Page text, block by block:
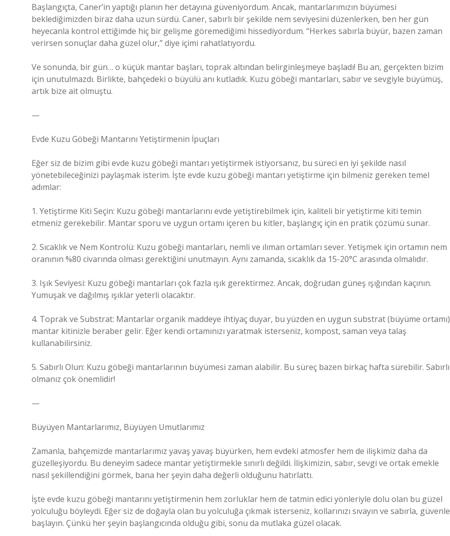
Başlangıçta, Caner’in yaptığı planın her detayına güveniyordum. Ancak, mantarlarımızın büyümesi
beklediğimizden biraz daha uzun sürdü. Caner, sabırlı bir şekilde nem seviyesini düzenlerken, ben her gün
heyecanla kontrol ettiğimde hiç bir gelişme göremediğimi hissediyordum. “Herkes sabırla büyür, bazen zaman
verirsen sonuçlar daha güzel olur,” diye içimi rahatlatıyordu.
Ve sonunda, bir gün… o küçük mantar başları, toprak altından belirginleşmeye başladı! Bu an, gerçekten bizim
için unutulmazdı. Birlikte, bahçedeki o büyülü anı kutladık. Kuzu göbeği mantarları, sabır ve sevgiyle büyümüş,
artık bize ait olmuştu.
—
Evde Kuzu Göbeği Mantarını Yetiştirmenin İpuçları
Eğer siz de bizim gibi evde kuzu göbeği mantarı yetiştirmek istiyorsanız, bu süreci en iyi şekilde nasıl
yönetebileceğinizi paylaşmak isterim. İşte evde kuzu göbeği mantarı yetiştirme için bilmeniz gereken temel
adımlar:
1. Yetiştirme Kiti Seçin: Kuzu göbeği mantarlarını evde yetiştirebilmek için, kaliteli bir yetiştirme kiti temin
etmeniz gerekebilir. Mantar sporu ve uygun ortamı içeren bu kitler, başlangıç için en pratik çözümü sunar.
2. Sıcaklık ve Nem Kontrolü: Kuzu göbeği mantarları, nemli ve ılıman ortamları sever. Yetişmek için ortamın nem
oranının %80 civarında olması gerektiğini unutmayın. Aynı zamanda, sıcaklık da 15-20°C arasında olmalıdır.
3. Işık Seviyesi: Kuzu göbeği mantarları çok fazla ışık gerektirmez. Ancak, doğrudan güneş ışığından kaçının.
Yumuşak ve dağılmış ışıklar yeterli olacaktır.
4. Toprak ve Substrat: Mantarlar organik maddeye ihtiyaç duyar, bu yüzden en uygun substrat (büyüme ortamı)
mantar kitinizle beraber gelir. Eğer kendi ortamınızı yaratmak isterseniz, kompost, saman veya talaş
kullanabilirsiniz.
5. Sabırlı Olun: Kuzu göbeği mantarlarının büyümesi zaman alabilir. Bu süreç bazen birkaç hafta sürebilir. Sabırlı
olmanız çok önemlidir!
—
Büyüyen Mantarlarımız, Büyüyen Umutlarımız
Zamanla, bahçemizde mantarlarımız yavaş yavaş büyürken, hem evdeki atmosfer hem de ilişkimiz daha da
güzelleşiyordu. Bu deneyim sadece mantar yetiştirmekle sınırlı değildi. İlişkimizin, sabır, sevgi ve ortak emekle
nasıl şekillendiğini görmek, bana her şeyin daha değerli olduğunu hatırlattı.
İşte evde kuzu göbeği mantarını yetiştirmenin hem zorluklar hem de tatmin edici yönleriyle dolu olan bu güzel
yolculuğu böyleydi. Eğer siz de doğayla olan bu yolculuğa çıkmak isterseniz, kollarınızı sıvayın ve sabırla, güvenle
başlayın. Çünkü her şeyin başlangıcında olduğu gibi, sonu da mutlaka güzel olacak.